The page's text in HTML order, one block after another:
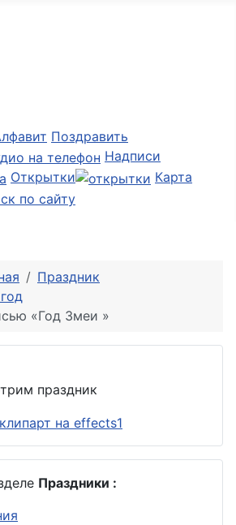
Поздравить
Надписи
Открытки
Карта
Праздник
«Год Змеи »
Праздники :